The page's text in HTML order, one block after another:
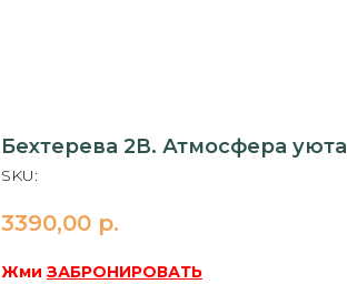
Бехтерева 2В. Атмосфера уюта
SKU:
3390,00 р.
Жми ЗАБРОНИРОВАТЬ